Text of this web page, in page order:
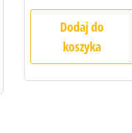
Dodaj do
koszyka